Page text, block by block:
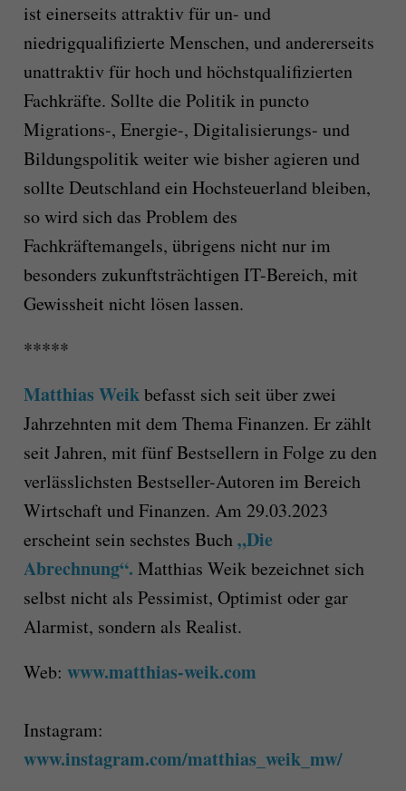
ist einerseits attraktiv für un- und
niedrigqualifizierte Menschen, und andererseits
unattraktiv für hoch und höchstqualifizierten
Fachkräfte. Sollte die Politik in puncto
Migrations-, Energie-, Digitalisierungs- und
Bildungspolitik weiter wie bisher agieren und
sollte Deutschland ein Hochsteuerland bleiben,
so wird sich das Problem des
Fachkräftemangels, übrigens nicht nur im
besonders zukunftsträchtigen IT-Bereich, mit
Gewissheit nicht lösen lassen.
*****
Matthias Weikbefasst sich seit über zwei
Jahrzehnten mit dem Thema Finanzen. Er zählt
seit Jahren, mit fünf Bestsellern in Folge zu den
verlässlichsten Bestseller-Autoren im Bereich
Wirtschaft und Finanzen. Am 29.03.2023
erscheint sein sechstes Buch„Die
Abrechnung“. Matthias Weik bezeichnet sich
selbst nicht als Pessimist, Optimist oder gar
Alarmist, sondern als Realist.
Web: www.matthias-weik.com
Instagram:
www.instagram.com/matthias_weik_mw/